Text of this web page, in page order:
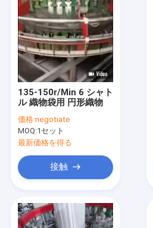
135-150r/Min 6 シャト
ル 織物袋用 円形織物
価格:negotiate
MOQ:1セット
最新価格を得る
接触